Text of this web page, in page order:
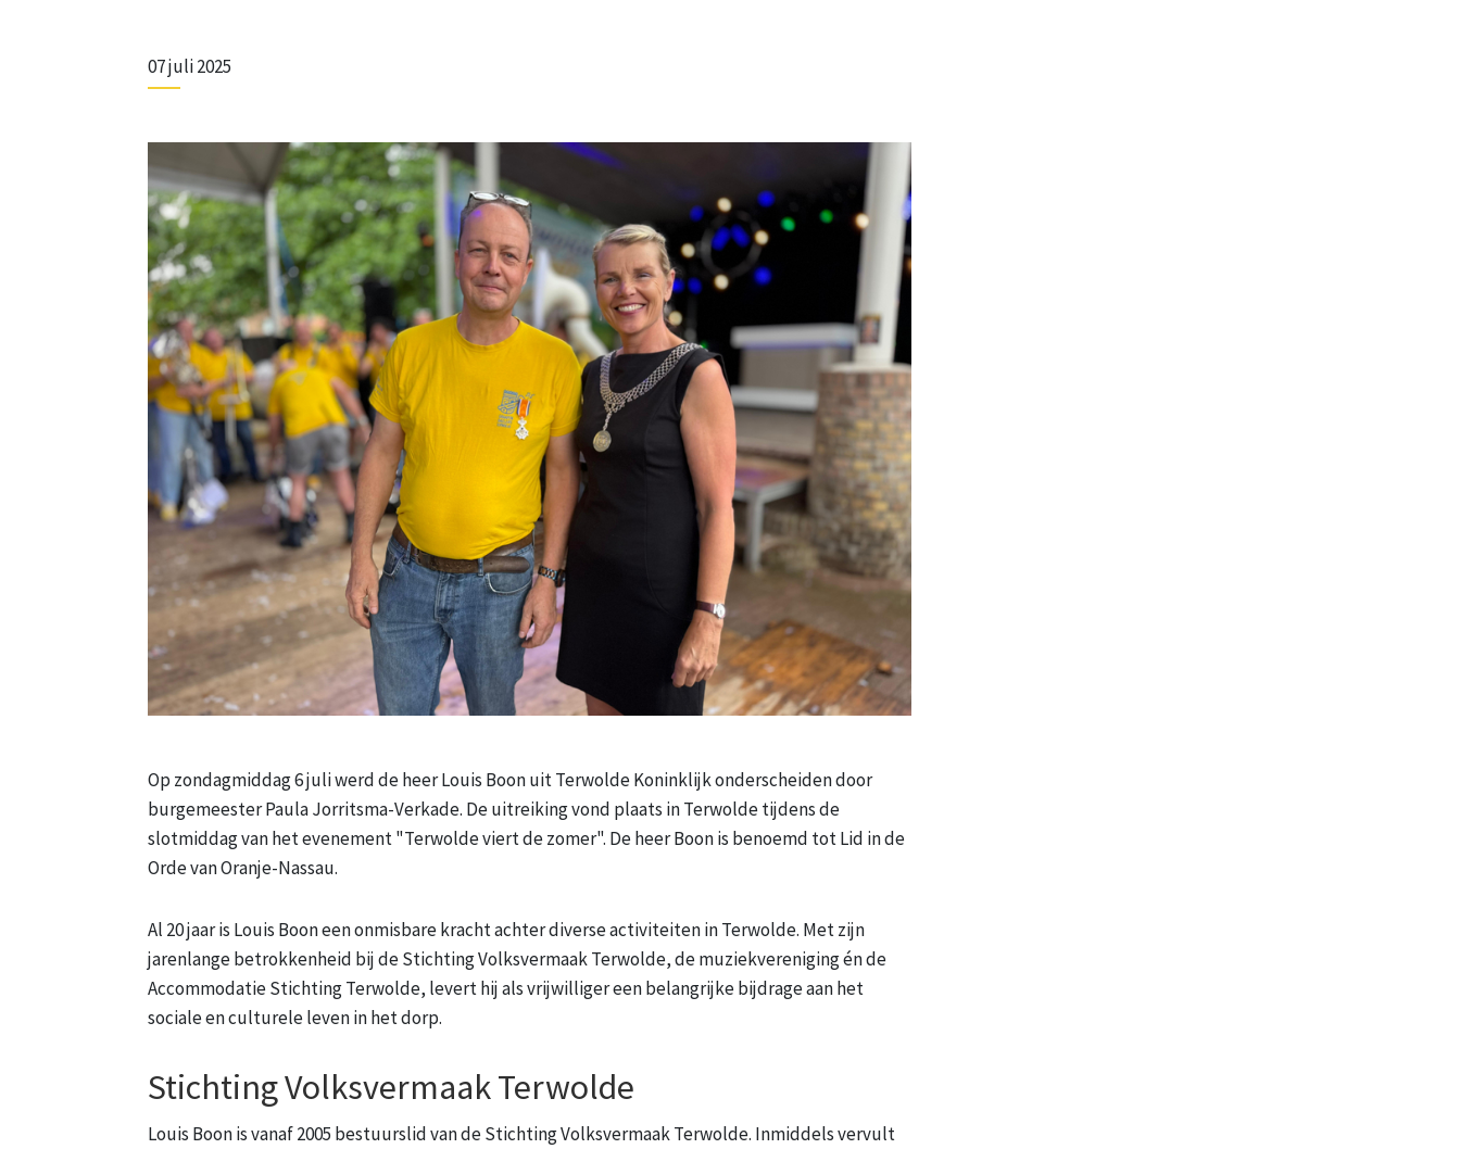
07 juli 2025
Op zondagmiddag 6 juli werd de heer Louis Boon uit Terwolde Koninklijk onderscheiden door
burgemeester Paula Jorritsma-Verkade. De uitreiking vond plaats in Terwolde tijdens de
slotmiddag van het evenement "Terwolde viert de zomer". De heer Boon is benoemd tot Lid in de
Orde van Oranje-Nassau.
Al 20 jaar is Louis Boon een onmisbare kracht achter diverse activiteiten in Terwolde. Met zijn
jarenlange betrokkenheid bij de Stichting Volksvermaak Terwolde, de muziekvereniging én de
Accommodatie Stichting Terwolde, levert hij als vrijwilliger een belangrijke bijdrage aan het
sociale en culturele leven in het dorp.
Stichting Volksvermaak Terwolde
Louis Boon is vanaf 2005 bestuurslid van de Stichting Volksvermaak Terwolde. Inmiddels vervult